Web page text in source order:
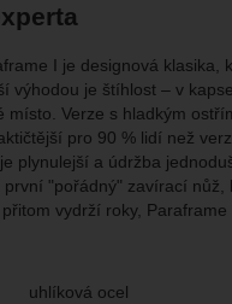
I je designová klasika,
výhodou je štíhlost – v
místo. Verze s hladkým
pro 90 % lidí než
plynulejší a údržba
první "pořádný" zavírací nůž,
vydrží roky, Paraframe
uhlíková ocel